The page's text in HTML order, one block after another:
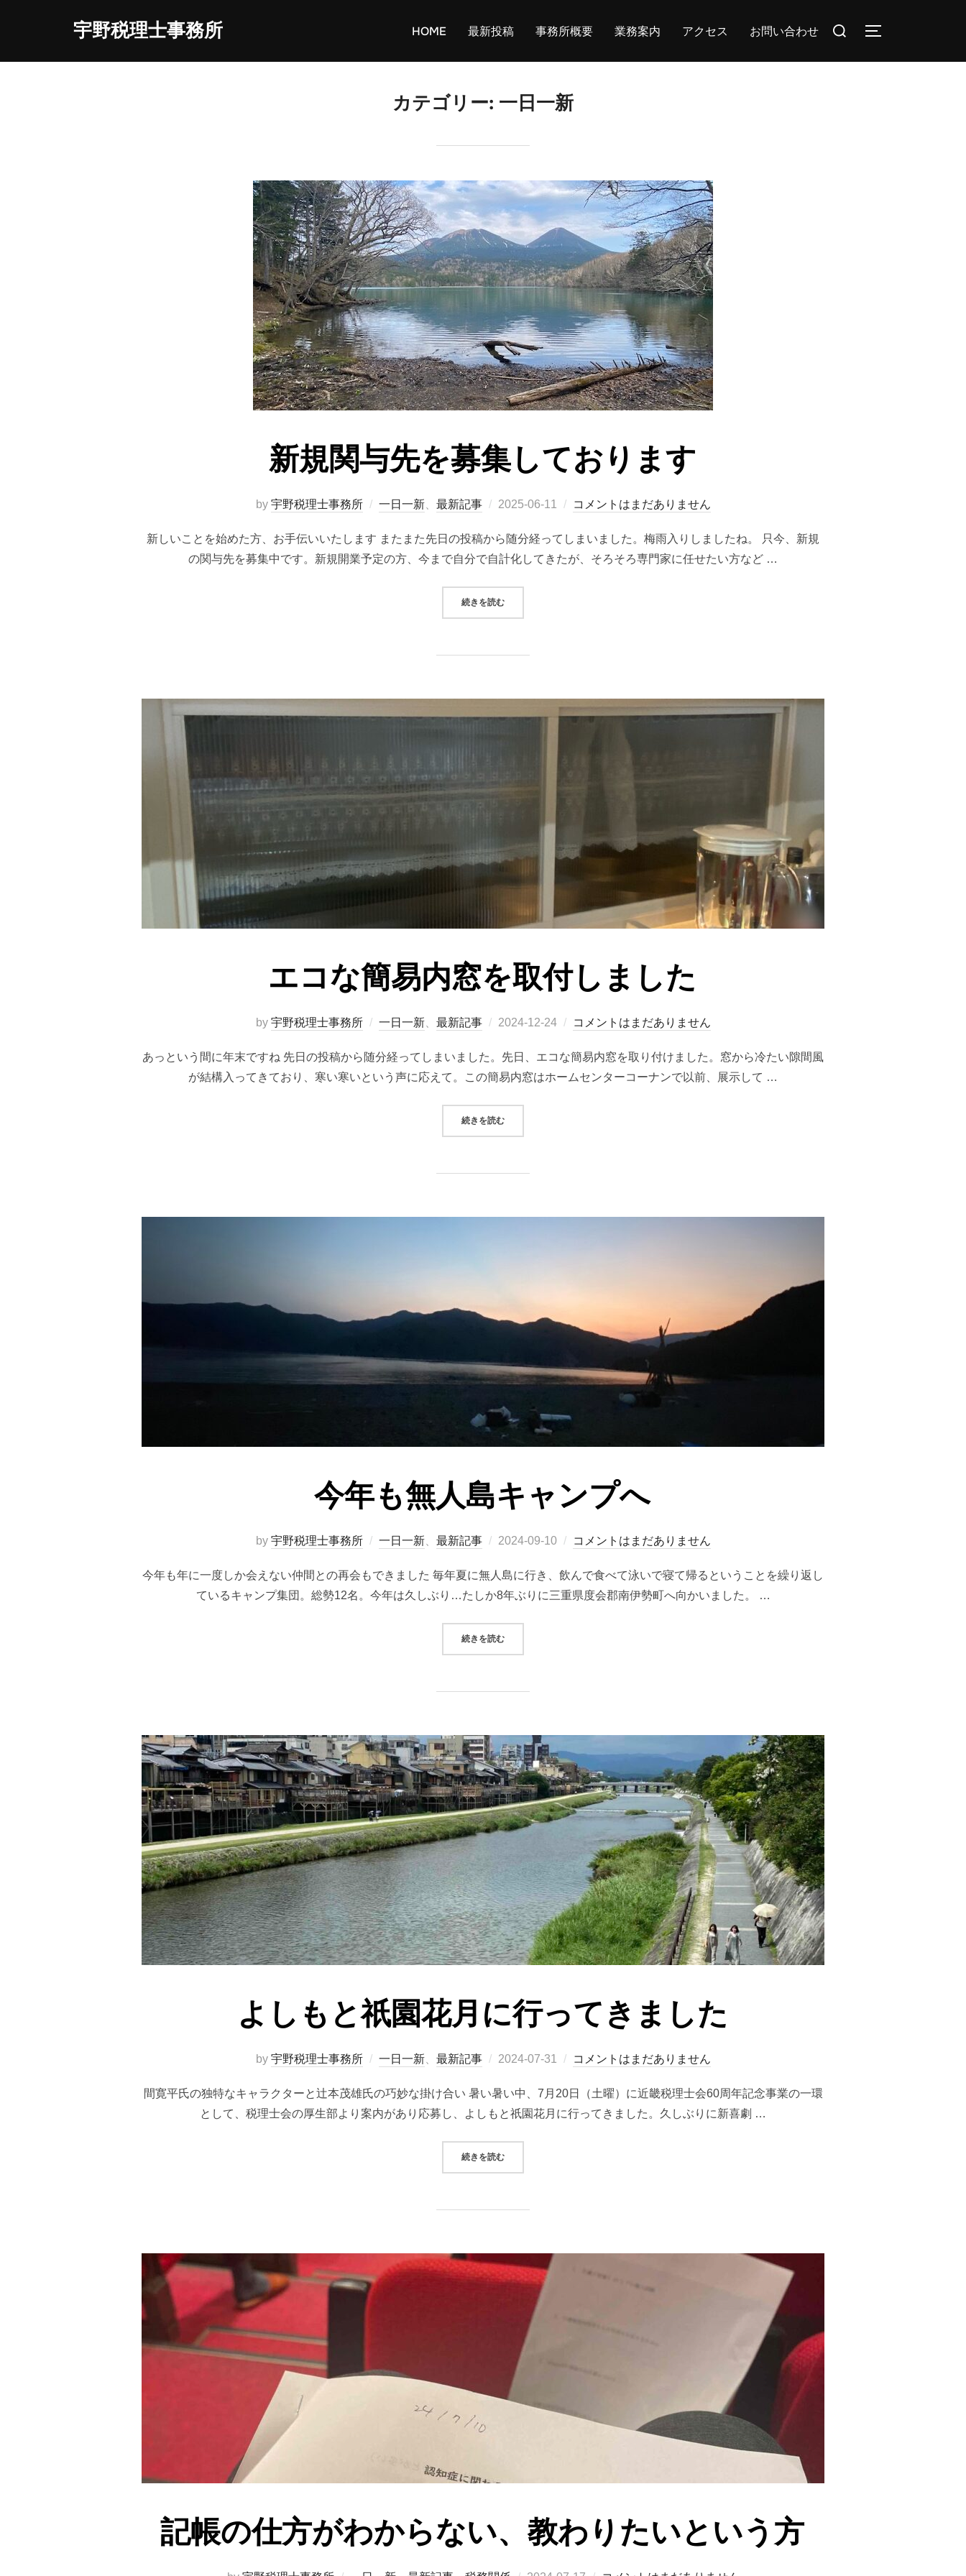
宇野税理士事務所 HOME 最新投稿 事務所概要 業務案内 アクセス お問い合わせ
カテゴリー: 一日一新
新規関与先を募集しております
by 宇野税理士事務所 一日一新、 最新記事 2025-06-11 コメントはまだありません
新しいことを始めた方、お手伝いいたします またまた先日の投稿から随分経ってしまいました。梅雨入りしましたね。 只今、新規
の関与先を募集中です。新規開業予定の方、今まで自分で自計化してきたが、そろそろ専門家に任せたい方など …
続きを読む
エコな簡易内窓を取付しました
by 宇野税理士事務所 一日一新、 最新記事 2024-12-24 コメントはまだありません
あっという間に年末ですね 先日の投稿から随分経ってしまいました。先日、エコな簡易内窓を取り付けました。窓から冷たい隙間風
が結構入ってきており、寒い寒いという声に応えて。この簡易内窓はホームセンターコーナンで以前、展示して …
続きを読む
今年も無人島キャンプへ
by 宇野税理士事務所 一日一新、 最新記事 2024-09-10 コメントはまだありません
今年も年に一度しか会えない仲間との再会もできました 毎年夏に無人島に行き、飲んで食べて泳いで寝て帰るということを繰り返し
ているキャンプ集団。総勢12名。今年は久しぶり…たしか8年ぶりに三重県度会郡南伊勢町へ向かいました。 …
続きを読む
よしもと祇園花月に行ってきました
by 宇野税理士事務所 一日一新、 最新記事 2024-07-31 コメントはまだありません
間寛平氏の独特なキャラクターと辻本茂雄氏の巧妙な掛け合い 暑い暑い中、7月20日（土曜）に近畿税理士会60周年記念事業の一環
として、税理士会の厚生部より案内があり応募し、よしもと祇園花月に行ってきました。久しぶりに新喜劇 …
続きを読む
記帳の仕方がわからない、教わりたいという方